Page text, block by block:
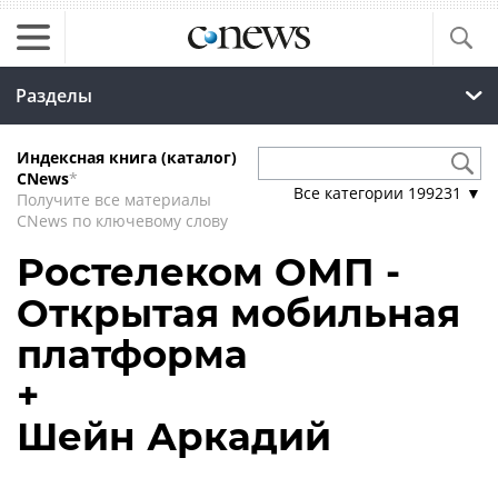
Разделы
Индексная книга (каталог)
CNews*
Получите все материалы
CNews по ключевому слову
Все категории 199231 ▼
Ростелеком ОМП -
Открытая мобильная
платформа
+
Шейн Аркадий